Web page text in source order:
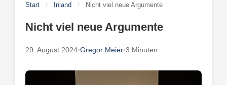
Start / Inland / Nicht viel neue Argumente
Nicht viel neue Argumente
29. August 2024•Gregor Meier•3 Minuten